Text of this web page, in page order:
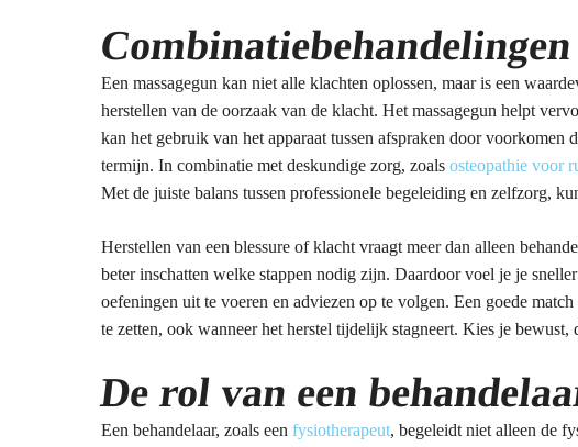
Combinatiebehandelingen
Een massagegun kan niet alle klachten oplossen, maar is een
herstellen van de oorzaak van de klacht. Het massagegun helpt
kan het gebruik van het apparaat tussen afspraken door
termijn. In combinatie met deskundige zorg, zoals osteopathie voor
Met de juiste balans tussen professionele begeleiding en zelfzorg,
Herstellen van een blessure of klacht vraagt meer dan alleen
beter inschatten welke stappen nodig zijn. Daardoor voel je je
oefeningen uit te voeren en adviezen op te volgen. Een goede
te zetten, ook wanneer het herstel tijdelijk stagneert. Kies je bewust,
De rol van een
Een behandelaar, zoals een fysiotherapeut, begeleidt niet alleen de